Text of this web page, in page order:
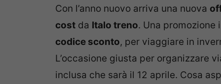
Con l’anno nuovo arriva una nuova
cost da Italo treno. Una promozione
codice sconto, per viaggiare in
L’occasione giusta per organizzare
inclusa che sarà il 12 aprile. Cosa